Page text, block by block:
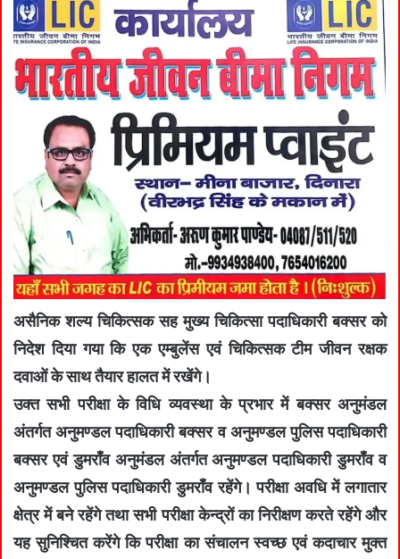
असैनिक शल्य चिकित्सक सह मुख्य चिकित्सा पदाधिकारी बक्सर को
निदेश दिया गया कि एक एम्बुलेंस एवं चिकित्सक टीम जीवन रक्षक
दवाओं के साथ तैयार हालत में रखेंगे।
उक्त सभी परीक्षा के विधि व्यवस्था के प्रभार में बक्सर अनुमंडल
अंतर्गत अनुमण्डल पदाधिकारी बक्सर व अनुमण्डल पुलिस पदाधिकारी
बक्सर एवं डुमराँव अनुमंडल अंतर्गत अनुमण्डल पदाधिकारी डुमराँव व
अनुमण्डल पुलिस पदाधिकारी डुमराँव रहेंगे। परीक्षा अवधि में लगातार
क्षेत्र में बने रहेंगे तथा सभी परीक्षा केन्द्रों का निरीक्षण करते रहेंगे और
यह सुनिश्चित करेंगे कि परीक्षा का संचालन स्वच्छ एवं कदाचार मुक्त